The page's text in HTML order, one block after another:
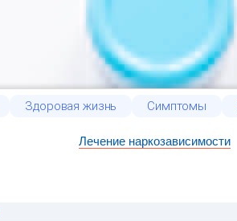
Здоровая жизнь Симптомы
Лечение наркозависимости